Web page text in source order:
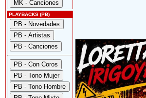
PLAYBACKS (PB)